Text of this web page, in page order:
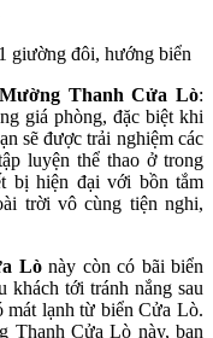
giường đôi, hướng biển
Thanh Cửa Lò:
giá phòng, đặc biệt khi
sẽ được trải nghiệm các
luyện thể thao ở trong
bị hiện đại với bồn tắm
trời vô cùng tiện nghi,
Lònày còn có bãi biển
khách tới tránh nắng sau
mát lạnh từ biển Cửa Lò.
Thanh Cửa Lò này, bạn